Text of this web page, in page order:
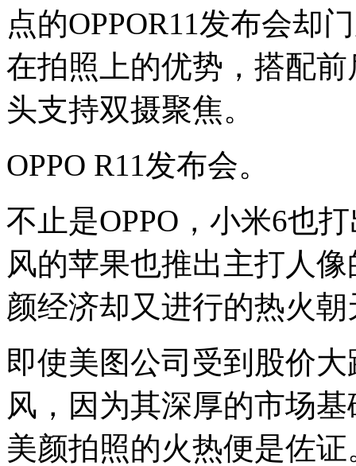
的
时
代，
当
美
颜
变
成
代
人
理
需
技
术
壁
垒
不
的
美
颜
经
似
乎
点的OPPOR11发布会却
在拍照上的优势，搭配
头支持双摄聚焦。
OPPO R11发布会。
不止是OPPO，小米6也
风的苹果也推出主打人
颜经济却又进行的热火朝
即使美图公司受到股价
风，因为其深厚的市场
美颜拍照的火热便是佐